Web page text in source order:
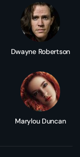
Dwayne Robertson
Marylou Duncan